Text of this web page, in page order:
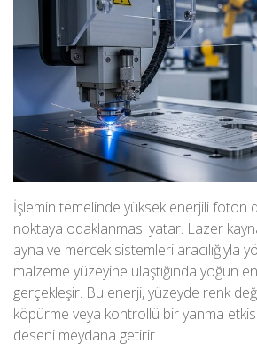
İşlemin temelinde yüksek enerjili foton
noktaya odaklanması yatar. Lazer
ayna ve mercek sistemleri aracılığıyla
malzeme yüzeyine ulaştığında yoğun
gerçekleşir. Bu enerji, yüzeyde renk
köpürme veya kontrollü bir yanma
deseni meydana getirir.